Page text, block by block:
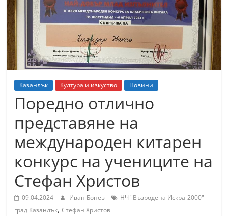
т
К
з
а
н
ъ
к
и
б
л
а
с
Казанлък Култура и изкуство Новини
Поредно отлично
представяне на
международен китарен
конкурс на учениците на
Стефан Христов
09.04.2024 Иван Бонев
НЧ "Възродена Искра-2000"
град Казанлък,Стефан Христов